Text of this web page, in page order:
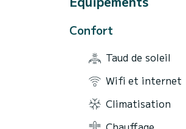
Confort
Taud de soleil
Wifi et internet
Climatisation